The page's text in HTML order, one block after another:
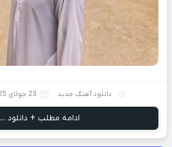
دانلود آهنگ جدید 23 جولای 2025
ادامه مطلب + دانلود ...